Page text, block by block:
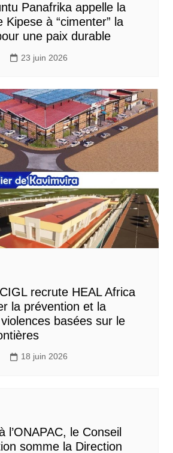
Panafrika appelle la
Kipese à “cimenter” la
une paix durable
23 juin 2026
recrute HEAL Africa
la prévention et la
basées sur le
18 juin 2026
l’ONAPAC, le Conseil
somme la Direction